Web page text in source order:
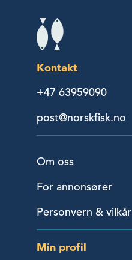
Kontakt
+47 63959090
post@norskfisk.no
Om oss
For annonsører
Personvern & vilkår
Min profil